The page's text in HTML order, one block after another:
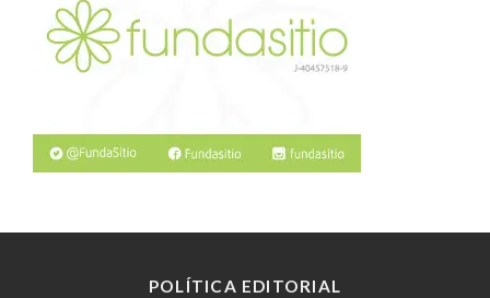
POLÍTICA EDITORIAL